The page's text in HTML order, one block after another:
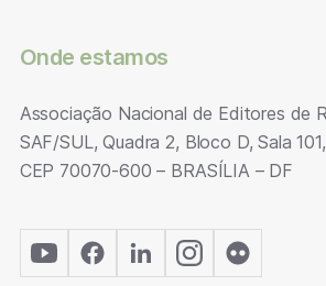
Onde estamos
Associação Nacional de Editores de
SAF/SUL, Quadra 2, Bloco D, Sala
CEP 70070-600 – BRASÍLIA – DF